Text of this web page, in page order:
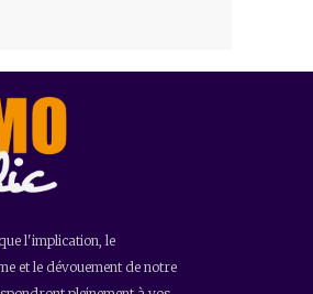
l'implication, le
et le dévouement de notre